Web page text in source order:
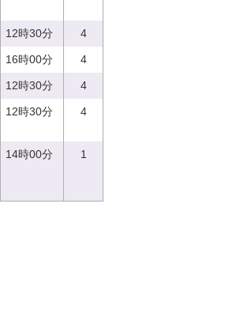
12時30分 4
16時00分 4
12時30分 4
12時30分 4
14時00分 1